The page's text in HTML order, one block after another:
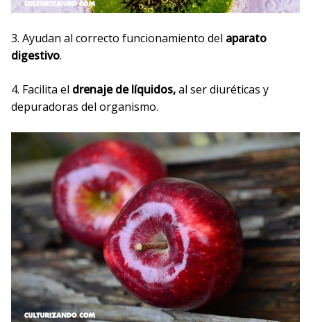
3. Ayudan al correcto funcionamiento del aparato
digestivo.
4. Facilita el drenaje de líquidos,al ser diuréticas y
depuradoras del organismo.